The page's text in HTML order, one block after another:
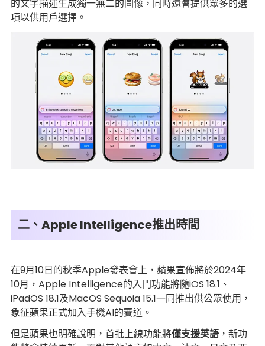
的文字描述生成獨一無二的圖像，同時還會提供眾多的選
項以供用戶選擇。
二、Apple Intelligence推出時間
在9月10日的秋季Apple發表會上，蘋果宣佈將於2024年
10月，Apple Intelligence的入門功能將隨iOS 18.1、
iPadOS 18.1及MacOS Sequoia 15.1一同推出供公眾使用，
象征蘋果正式加入手機AI的賽道。
但是蘋果也明確說明，首批上線功能將僅支援英語 ，新功